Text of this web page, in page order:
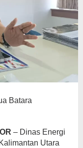
Batara
– Dinas Energi
Utara